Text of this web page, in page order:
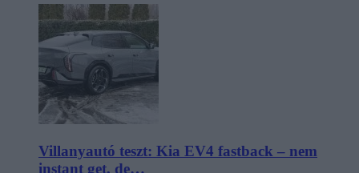
Villanyautó teszt: Kia EV4 fastback – nem
instant get, de…